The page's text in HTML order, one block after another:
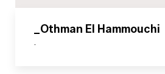
_Othman El Hammouchi
-